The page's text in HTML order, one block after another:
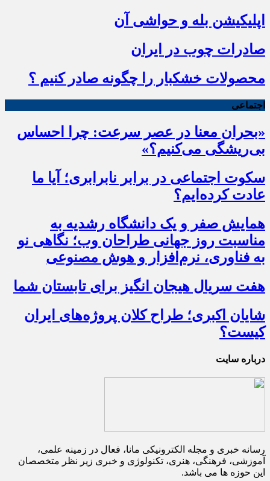
اپلیکیشن بله و حواشی آن
صادرات چوب در ایران
محصولات خشکبار را چگونه صادر کنیم ؟
اجتماعی
«بحران معنا در عصر سرعت: چرا احساس
بی‌ریشگی می‌کنیم؟»
سکوت اجتماعی در برابر نابرابری؛ آیا ما
عادت کرده‌ایم؟
همایش صفر و یک دانشگاه رشدیه به
مناسبت روز جهانی طراحان وب؛ نگاهی نو
به فناوری، نرم‌افزار و هوش مصنوعی
هفت سریال هیجان انگیز برای تابستان شما
شایان اکبری؛ طراح کلان پروژه‌های ایران
کیست؟
درباره سایت
رسانه خبری و مجله الکترونیکی مانا، فعال در زمینه علمی،
آموزشی، فرهنگی، هنری، تکنولوژی و خبری زیر نظر متخصصان
این حوزه ها می باشد.